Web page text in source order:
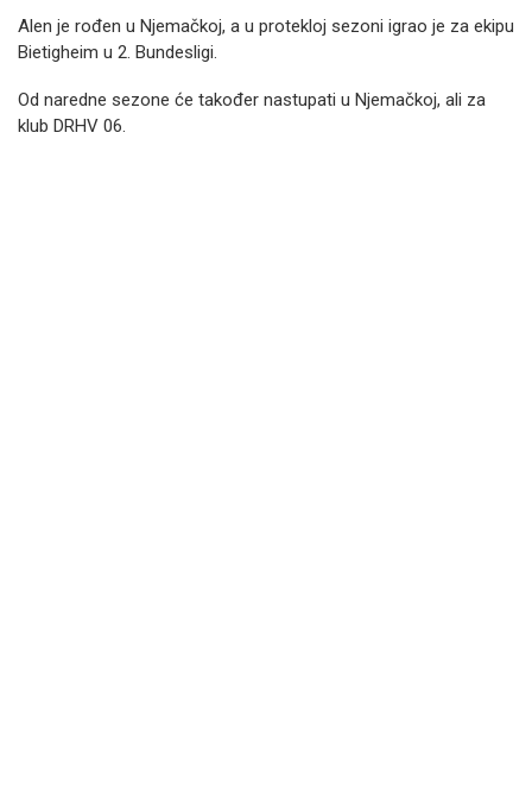
Alen je rođen u Njemačkoj, a u protekloj sezoni igrao je za ekipu
Bietigheim u 2. Bundesligi.
Od naredne sezone će također nastupati u Njemačkoj, ali za
klub DRHV 06.